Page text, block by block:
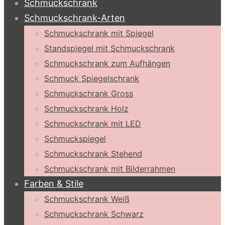
Schmuckschrank
Schmuckschrank-Arten
Schmuckschrank mit Spiegel
Standspiegel mit Schmuckschrank
Schmuckschrank zum Aufhängen
Schmuck Spiegelschrank
Schmuckschrank Gross
Schmuckschrank Holz
Schmuckschrank mit LED
Schmuckspiegel
Schmuckschrank Stehend
Schmuckschrank mit Bilderrahmen
Farben & Stile
Schmuckschrank Weiß
Schmuckschrank Schwarz